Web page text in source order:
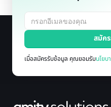
เมื่อสมัครรับข้อมูล คุณยอมรับนโยบ